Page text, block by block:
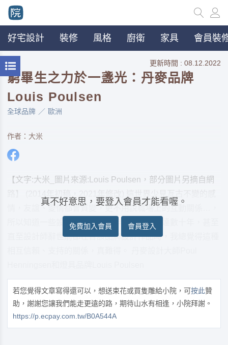
好宅設計 裝修 風格 廚衛 家具 會員裝
更新時間 : 08.12.2022
窮畢生之力於一盞光：丹麥品牌
Louis Poulsen
全球品牌 歐洲
作者：大米
【文字:大米_圖片來源:Louis Poulsen，部分圖片另摘自網
情，友誼、愛情都會質變，更不用說職場上的互動關係…，
所以知道一些設計師和品牌合作關係，能長達數十年，甚至
直至設計師辭世前都在替該品牌設計作品時，我總覺得這種
真不好意思，要登入會員才能看喔。
免費加入會員 會員登入
若您覺得文章寫得還可以，想送束花或買隻雕給小院，可按此贊
助，謝謝您讓我們能走更遠的路，期待山水有相逢，小院拜謝。
https://p.ecpay.com.tw/B0A544A